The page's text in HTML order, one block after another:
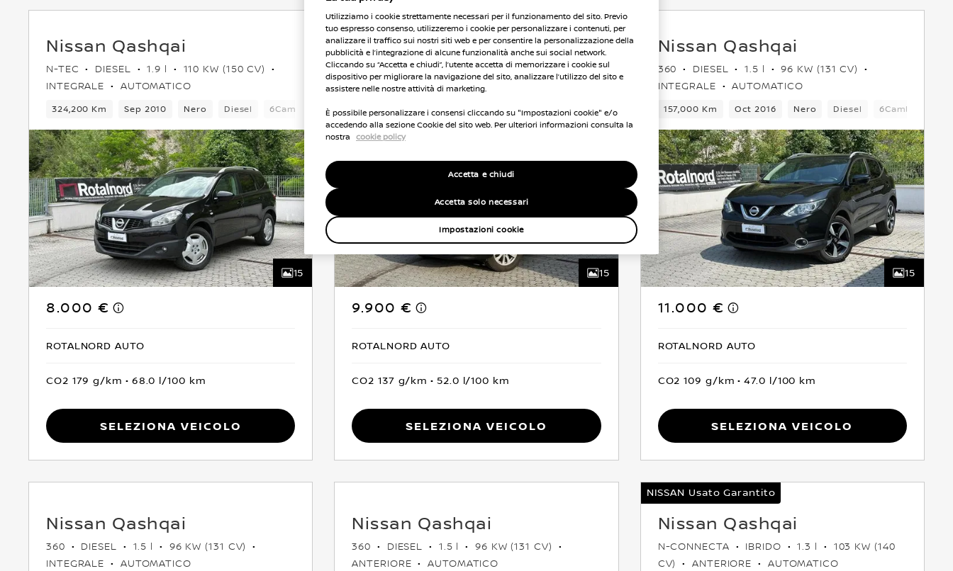
Nissan Qashqai
N-TEC DIESEL 1.9 l
110 KW (150 CV)
INTEGRALE
AUTOMATICO
324,200 Km Sep 2010 Nero Diesel 6Cambio 5 Posti Crossover Integrale Euro 4
15
8.000 €
ROTALNORD AUTO
CO2 179 g/km 68.0 l/100 km
Seleziona Veicolo
Nissan Qashqai
ACENTA DIESEL 1.4 l
81 KW (110 CV)
ANTERIORE
AUTOMATICO
137,000 Km Mar 2013 Bianco Diesel 6Cambio 5 Posti Crossover Anteriore Euro 5
15
9.900 €
ROTALNORD AUTO
CO2 137 g/km 52.0 l/100 km
Seleziona Veicolo
Nissan Qashqai
360 DIESEL 1.5 l
96 KW (131 CV)
INTEGRALE
AUTOMATICO
157,000 Km Oct 2016 Nero Diesel 6Cambio
15
11.000 €
ROTALNORD AUTO
CO2 109 g/km 47.0 l/100 km
Seleziona Veicolo
Nissan Qashqai
360 DIESEL 1.5 l
96 KW (131 CV)
INTEGRALE
AUTOMATICO
Nissan Qashqai
360 DIESEL 1.5 l
96 KW (131 CV)
ANTERIORE
AUTOMATICO
NISSAN Usato Garantito
Nissan Qashqai
N-CONNECTA IBRIDO 1.3 l
103 KW (140
CV)
ANTERIORE AUTOMATICO
Utilizziamo i cookie strettamente necessari per il funzionamento del sito. Previo
tuo espresso consenso, utilizzeremo i cookie per personalizzare i contenuti, per
analizzare il traffico sui nostri siti web e per consentire la personalizzazione della
pubblicità e l’integrazione di alcune funzionalità anche sui social network.
Cliccando su “Accetta e chiudi”, l’utente accetta di memorizzare i cookie sul
dispositivo per migliorare la navigazione del sito, analizzare l’utilizzo del sito e
assistere nelle nostre attività di marketing.
È possibile personalizzare i consensi cliccando su "Impostazioni cookie" e/o
accedendo alla sezione Cookie del sito web. Per ulteriori informazioni consulta la
nostra
cookie policy
Accetta solo necessari
Accetta e chiudi
Impostazioni cookie